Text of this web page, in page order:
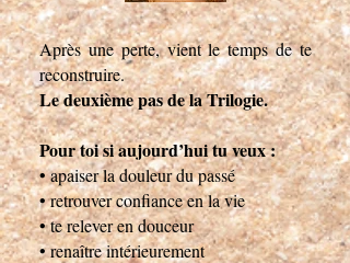
Après une perte, vient le temps de te
reconstruire.
Le deuxième pas de la Trilogie.
Pour toi si aujourd’hui tu veux :
• apaiser la douleur du passé
• retrouver confiance en la vie
• te relever en douceur
• renaître intérieurement